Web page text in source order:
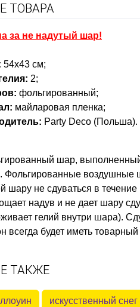
ТОВАРА
за не надутый шар!
54х43 см;
2;
: фольгированный;
майларовая пленка;
: Party Deco (Польша).
шар, выполненный
Фольгированные воздушные
шару не сдуваться в
надув и не дает шару
гелий внутри шара).
всегда будет иметь
ТАКЖЕ
искусственный снег